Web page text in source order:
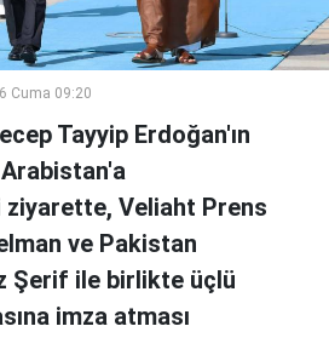
Cuma 09:20
Tayyip Erdoğan'ın
Veliaht Prens
ve Pakistan
Şerif ile birlikte üçlü
imza atması